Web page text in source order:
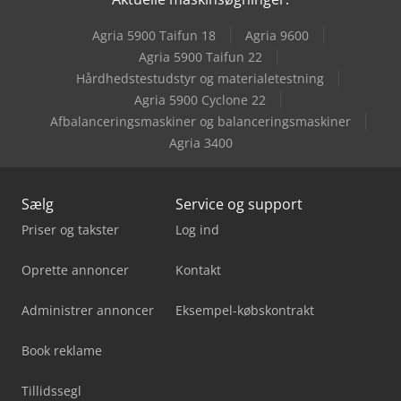
Metallkraft Fsbm 1020-20 S2
Metallkraft Fsbm 1020-25 E
Metallkraft Fsm 2550
Agria 5900 Taifun 18
Agria 9600
Agria 5900 Taifun 22
Hårdhedstestudstyr og materialetestning
Agria 5900 Cyclone 22
Afbalanceringsmaskiner og balanceringsmaskiner
Agria 3400
Sælg
Priser og takster
Oprette annoncer
Administrer annoncer
Book reklame
Tillidssegl
Service og support
Log ind
Kontakt
Eksempel-købskontrakt